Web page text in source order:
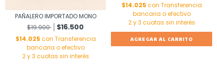
PAÑALERO IMPORTADO MONO
$19.900
$16.500
$14.025 con Transferencia
bancaria o efectivo
$14.025 con Transferencia
bancaria o efectivo
AGREGAR AL CARRITO